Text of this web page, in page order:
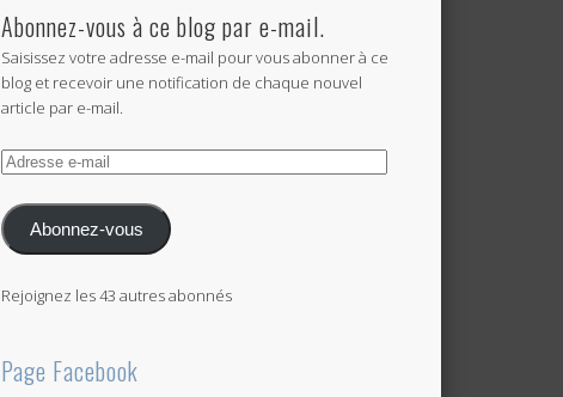
Abonnez-vous à ce blog par e-mail.
Saisissez votre adresse e-mail pour vous abonner à ce
blog et recevoir une notification de chaque nouvel
article par e-mail.
Adresse
mail
Abonnez-vous
Rejoignez les 43 autres abonnés
Page Facebook